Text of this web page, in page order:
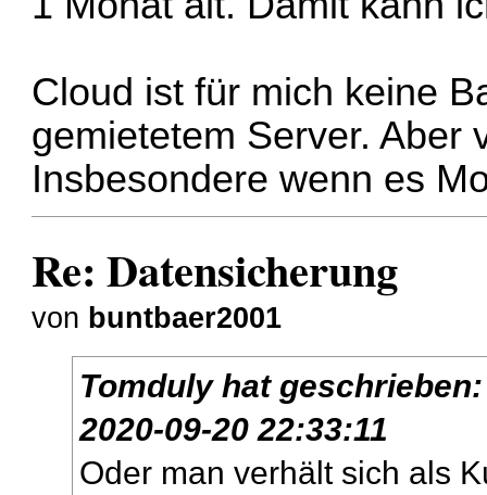
Cloud ist für mich keine
gemietetem Server. Aber
Insbesondere wenn es
Re: Datensicherung
von buntbaer2001
Tomdulyhat
2020-09-20 22:33:11
Oder man verhält sich als